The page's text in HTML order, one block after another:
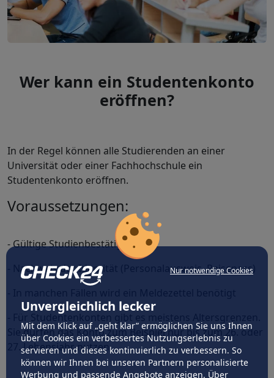
Nur notwendige Cookies
Unvergleichlich lecker
Mit dem Klick auf „geht klar” ermöglichen Sie uns Ihnen
über Cookies ein verbessertes Nutzungserlebnis zu
servieren und dieses kontinuierlich zu verbessern. So
können wir Ihnen bei unseren Partnern personalisierte
Werbung und passende Angebote anzeigen. Über
Wer kann ein Studentenkonto
eröffnen?
In der Regel können alle Studierenden an einer
Universität oder einer Fachhochschule ein
Studentenkonto eröffnen.
Voraussetzungen:
- Gültige Studienbestätigung
- Nachweis der Identität (Personalausweis, Reisepass)
- Für Studentenkonten gibt es meistens Altersgrenzen.
Sie dürfen das Konto zum Beispiel nur bis zum 26. oder
27. Lebensjahr nutzen.